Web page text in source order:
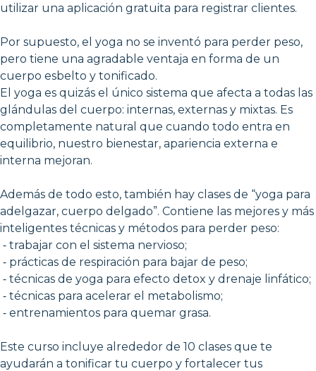
utilizar una aplicación gratuita para registrar clientes.
Por supuesto, el yoga no se inventó para perder peso,
pero tiene una agradable ventaja en forma de un
cuerpo esbelto y tonificado.
El yoga es quizás el único sistema que afecta a todas las
glándulas del cuerpo: internas, externas y mixtas. Es
completamente natural que cuando todo entra en
equilibrio, nuestro bienestar, apariencia externa e
interna mejoran.
Además de todo esto, también hay clases de “yoga para
adelgazar, cuerpo delgado”. Contiene las mejores y más
inteligentes técnicas y métodos para perder peso:
⁃ trabajar con el sistema nervioso;
⁃ prácticas de respiración para bajar de peso;
⁃ técnicas de yoga para efecto detox y drenaje linfático;
⁃ técnicas para acelerar el metabolismo;
⁃ entrenamientos para quemar grasa.
Este curso incluye alrededor de 10 clases que te
ayudarán a tonificar tu cuerpo y fortalecer tus